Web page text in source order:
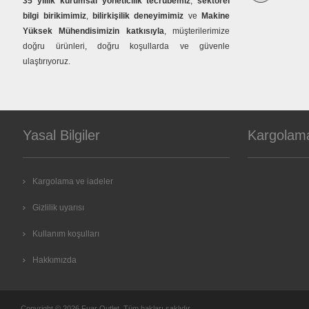
bilgi birikimimiz, bilirkişilik deneyimimiz ve
Makine
Yüksek Mühendisimizin katkısıyla, müşterilerimize
doğru ürünleri, doğru koşullarda ve güvenle
ulaştırıyoruz.
Yasal Bilgiler
Kargolama ve iadeler
Gizlilik uyarısı
Kullanım koşulları
Hakkımızda